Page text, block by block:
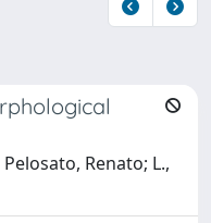
Renato; L.,